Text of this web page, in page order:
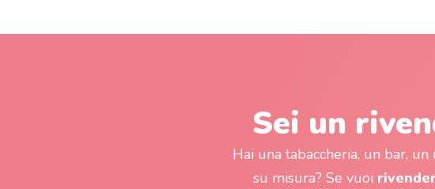
Sei un
Hai una tabaccheria, un bar,
su misura? Se vuoi